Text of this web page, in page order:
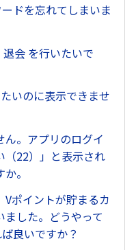
ドを忘れてしまいま
会 を行いたいで
いのに表示できませ
ん。アプリのログイ
（22）」と表示され
。
ポイントが貯まるカ
した。どうやって
良いですか？